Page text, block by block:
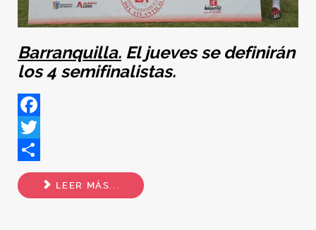
Barranquilla. El jueves se definirán
los 4 semifinalistas.
Facebook
Twitter
Share
LEER MÁS...